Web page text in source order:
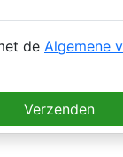
de Algemene
Verzenden